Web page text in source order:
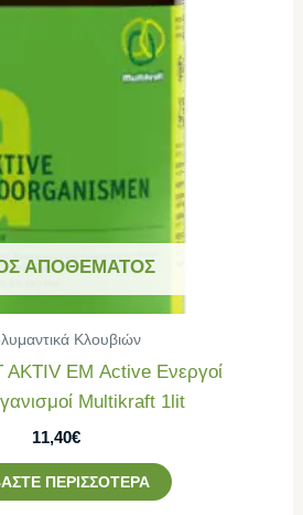
ΑΠΟΘΈΜΑΤΟΣ
Κλουβιών
AKTIV ΕΜ Active Ενεργοί
Multikraft 1lit
11,40€
ΠΕΡΙΣΣΌΤΕΡΑ